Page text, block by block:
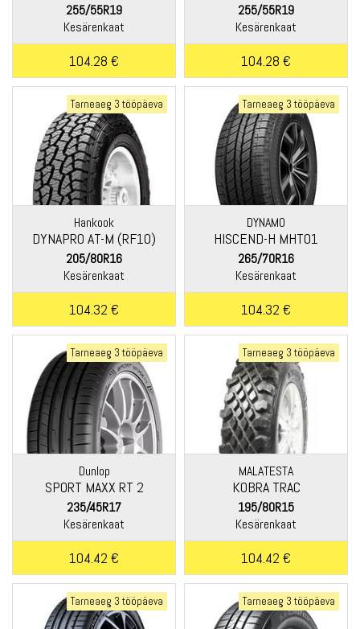
255/55R19
Kesärenkaat
104.28 €
255/55R19
Kesärenkaat
104.28 €
Tarneaeg 3 tööpäeva
Hankook
DYNAPRO AT-M (RF10)
205/80R16
Kesärenkaat
104.32 €
Tarneaeg 3 tööpäeva
DYNAMO
HISCEND-H MHT01
265/70R16
Kesärenkaat
104.32 €
Tarneaeg 3 tööpäeva
Dunlop
SPORT MAXX RT 2
235/45R17
Kesärenkaat
104.42 €
Tarneaeg 3 tööpäeva
MALATESTA
KOBRA TRAC
195/80R15
Kesärenkaat
104.42 €
Tarneaeg 3 tööpäeva Tarneaeg 3 tööpäeva